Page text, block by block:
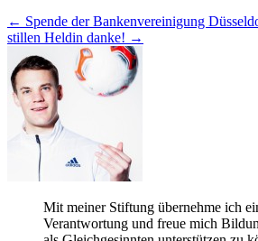
← Spende der Bankenvereinigung
stillen Heldin danke! →
Mit mei­ner Stif­tung über­nehme ich
Ver­ant­wor­tung und freue mich